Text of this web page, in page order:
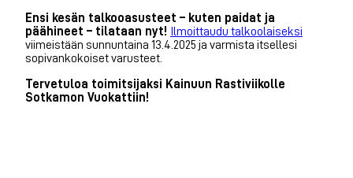
Ensi kesän talkooasusteet – kuten paidat ja
päähineet – tilataan nyt!
Ilmoittaudu talkoolaiseksi
viimeistään sunnuntaina 13.4.2025 ja varmista itsellesi
sopivankokoiset varusteet.
Tervetuloa toimitsijaksi Kainuun Rastiviikolle
Sotkamon Vuokattiin!